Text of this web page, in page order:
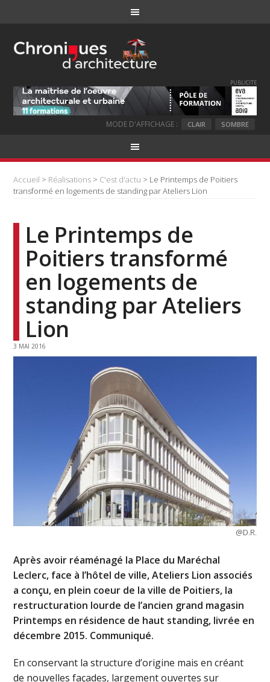
PUBLICITE
MODE D'AFFICHAGE : CLAIR SOMBRE
Accueil > Réalisations > C'est d'actu > Le Printemps de Poitiers
transformé en logements de standing par Ateliers Lion
Le Printemps de
Poitiers transformé
en logements de
standing par Ateliers
Lion
3 MAI 2016
@D.R.
Après avoir réaménagé la Place du Maréchal
Leclerc, face à l’hôtel de ville, Ateliers Lion associés
a conçu, en plein coeur de la ville de Poitiers, la
restructuration lourde de l’ancien grand magasin
Printemps en résidence de haut standing, livrée en
décembre 2015. Communiqué.
En conservant la structure d’origine mais en créant
de nouvelles façades, largement ouvertes sur